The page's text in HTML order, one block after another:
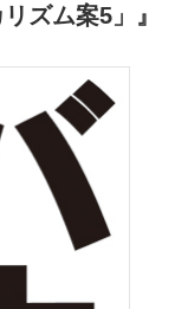
ズム案5」』